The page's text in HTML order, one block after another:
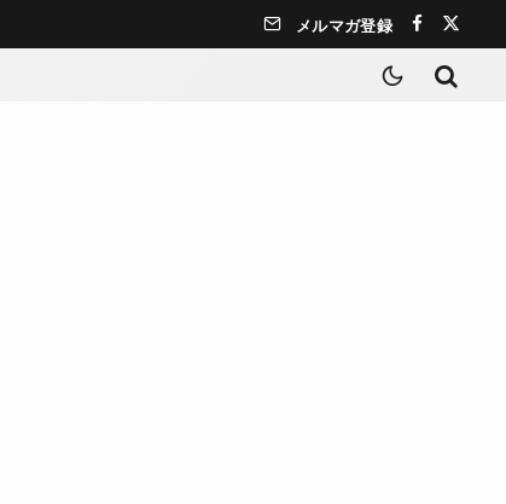
メルマガ登録